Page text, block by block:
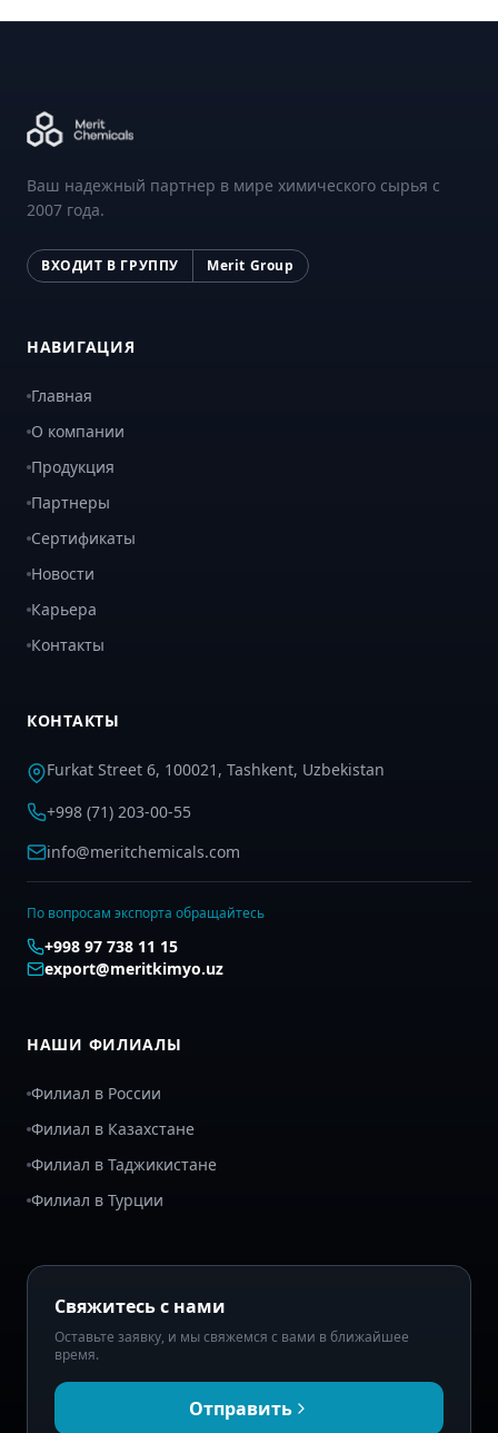
Ваш надежный партнер в мире химического сырья с
2007 года.
ВХОДИТ В ГРУППУ Merit Group
НАВИГАЦИЯ
Главная
О компании
Продукция
Партнеры
Сертификаты
Новости
Карьера
Контакты
КОНТАКТЫ
Furkat Street 6, 100021, Tashkent, Uzbekistan
+998 (71) 203-00-55
info@meritchemicals.com
По вопросам экспорта обращайтесь
+998 97 738 11 15
export@meritkimyo.uz
НАШИ ФИЛИАЛЫ
Филиал в России
Филиал в Казахстане
Филиал в Таджикистане
Филиал в Турции
Свяжитесь с нами
Оставьте заявку, и мы свяжемся с вами в ближайшее
время.
Отправить